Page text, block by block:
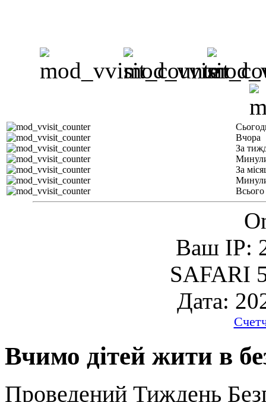
Вчора
За
За
Всього
Ваш IP:
SAFARI
Дата:
Вчимо дітей жити в
Проведений Тиждень